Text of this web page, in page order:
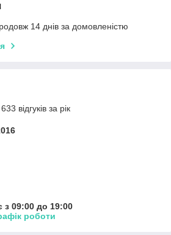
14 днів за домовленістю
відгуків за рік
з 09:00 до 19:00
роботи